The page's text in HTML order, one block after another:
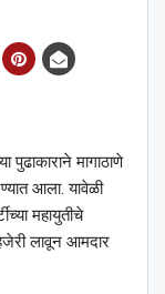
मागाठाणे
आला. यावेळी
महायुतीचे
लावून आमदार